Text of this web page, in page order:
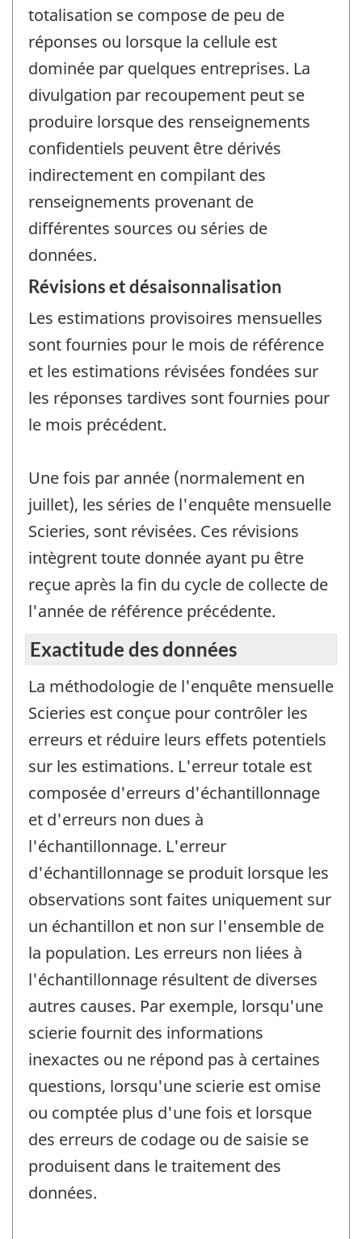
totalisation se compose de peu de
réponses ou lorsque la cellule est
dominée par quelques entreprises. La
divulgation par recoupement peut se
produire lorsque des renseignements
confidentiels peuvent être dérivés
indirectement en compilant des
renseignements provenant de
différentes sources ou séries de
données.
Révisions et désaisonnalisation
Les estimations provisoires mensuelles
sont fournies pour le mois de référence
et les estimations révisées fondées sur
les réponses tardives sont fournies pour
le mois précédent.
Une fois par année (normalement en
juillet), les séries de l'enquête mensuelle
Scieries, sont révisées. Ces révisions
intègrent toute donnée ayant pu être
reçue après la fin du cycle de collecte de
l'année de référence précédente.
Exactitude des données
La méthodologie de l'enquête mensuelle
Scieries est conçue pour contrôler les
erreurs et réduire leurs effets potentiels
sur les estimations. L'erreur totale est
composée d'erreurs d'échantillonnage
et d'erreurs non dues à
l'échantillonnage. L'erreur
d'échantillonnage se produit lorsque les
observations sont faites uniquement sur
un échantillon et non sur l'ensemble de
la population. Les erreurs non liées à
l'échantillonnage résultent de diverses
autres causes. Par exemple, lorsqu'une
scierie fournit des informations
inexactes ou ne répond pas à certaines
questions, lorsqu'une scierie est omise
ou comptée plus d'une fois et lorsque
des erreurs de codage ou de saisie se
produisent dans le traitement des
données.